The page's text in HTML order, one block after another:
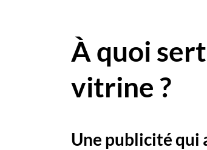
À quoi
vitrine ?
Une publicité